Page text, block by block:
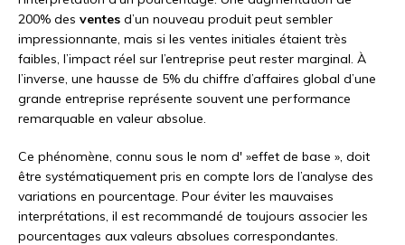
200% des ventes d’un nouveau produit peut sembler
impressionnante, mais si les ventes initiales étaient très
faibles, l’impact réel sur l’entreprise peut rester marginal. À
l’inverse, une hausse de 5% du chiffre d’affaires global d’une
grande entreprise représente souvent une performance
remarquable en valeur absolue.
Ce phénomène, connu sous le nom d' »effet de base », doit
être systématiquement pris en compte lors de l’analyse des
variations en pourcentage. Pour éviter les mauvaises
interprétations, il est recommandé de toujours associer les
pourcentages aux valeurs absolues correspondantes.